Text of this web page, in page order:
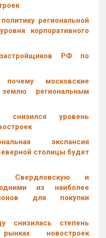
региональной
корпоративного
РФ по
московские
региональным
уровень
экспансия
столицы будет
Свердловскую и
из наиболее
для покупки
снизилась степень
новостроек